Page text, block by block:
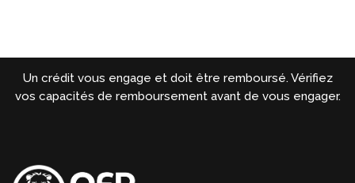
Un crédit vous engage et doit être remboursé. Vérifiez
vos capacités de remboursement avant de vous engager.